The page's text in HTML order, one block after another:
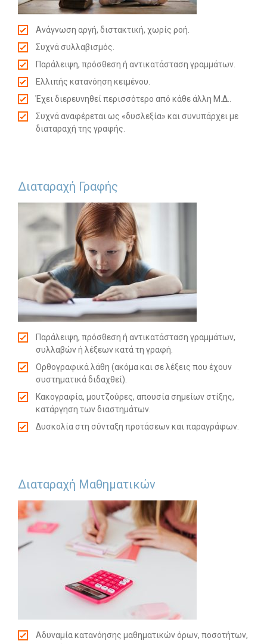
Ανάγνωση αργή, διστακτική, χωρίς ροή.
Συχνά συλλαβισμός.
Παράλειψη, πρόσθεση ή αντικατάσταση γραμμάτων.
Ελλιπής κατανόηση κειμένου.
Έχει διερευνηθεί περισσότερο από κάθε άλλη Μ.Δ..
Συχνά αναφέρεται ως «δυσλεξία» και συνυπάρχει με
διαταραχή της γραφής.
Διαταραχή Γραφής
Παράλειψη, πρόσθεση ή αντικατάσταση γραμμάτων,
συλλαβών ή λέξεων κατά τη γραφή.
Ορθογραφικά λάθη (ακόμα και σε λέξεις που έχουν
συστηματικά διδαχθεί).
Κακογραφία, μουτζούρες, απουσία σημείων στίξης,
κατάργηση των διαστημάτων.
Δυσκολία στη σύνταξη προτάσεων και παραγράφων.
Διαταραχή Μαθηματικών
Αδυναμία κατανόησης μαθηματικών όρων, ποσοτήτων,